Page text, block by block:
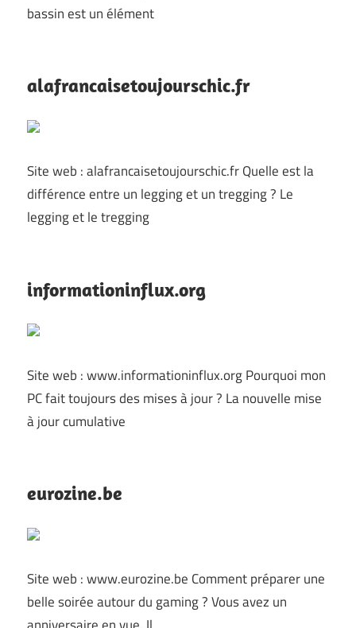
bassin est un élément
alafrancaisetoujourschic.fr
Site web : alafrancaisetoujourschic.fr Quelle est la
différence entre un legging et un tregging ? Le
legging et le tregging
informationinflux.org
Site web : www.informationinflux.org Pourquoi mon
PC fait toujours des mises à jour ? La nouvelle mise
à jour cumulative
eurozine.be
Site web : www.eurozine.be Comment préparer une
belle soirée autour du gaming ? Vous avez un